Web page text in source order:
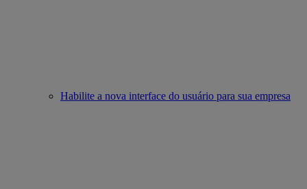
Habilite a nova interface do usuário para sua empresa